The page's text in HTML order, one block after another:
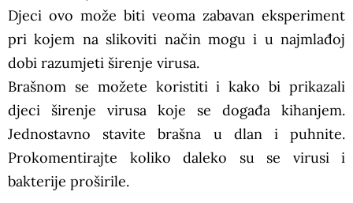
Djeci ovo može biti veoma zabavan eksperiment
pri kojem na slikoviti način mogu i u najmlađoj
dobi razumjeti širenje virusa.
Brašnom se možete koristiti i kako bi prikazali
djeci širenje virusa koje se događa kihanjem.
Jednostavno stavite brašna u dlan i puhnite.
Prokomentirajte koliko daleko su se virusi i
bakterije proširile.